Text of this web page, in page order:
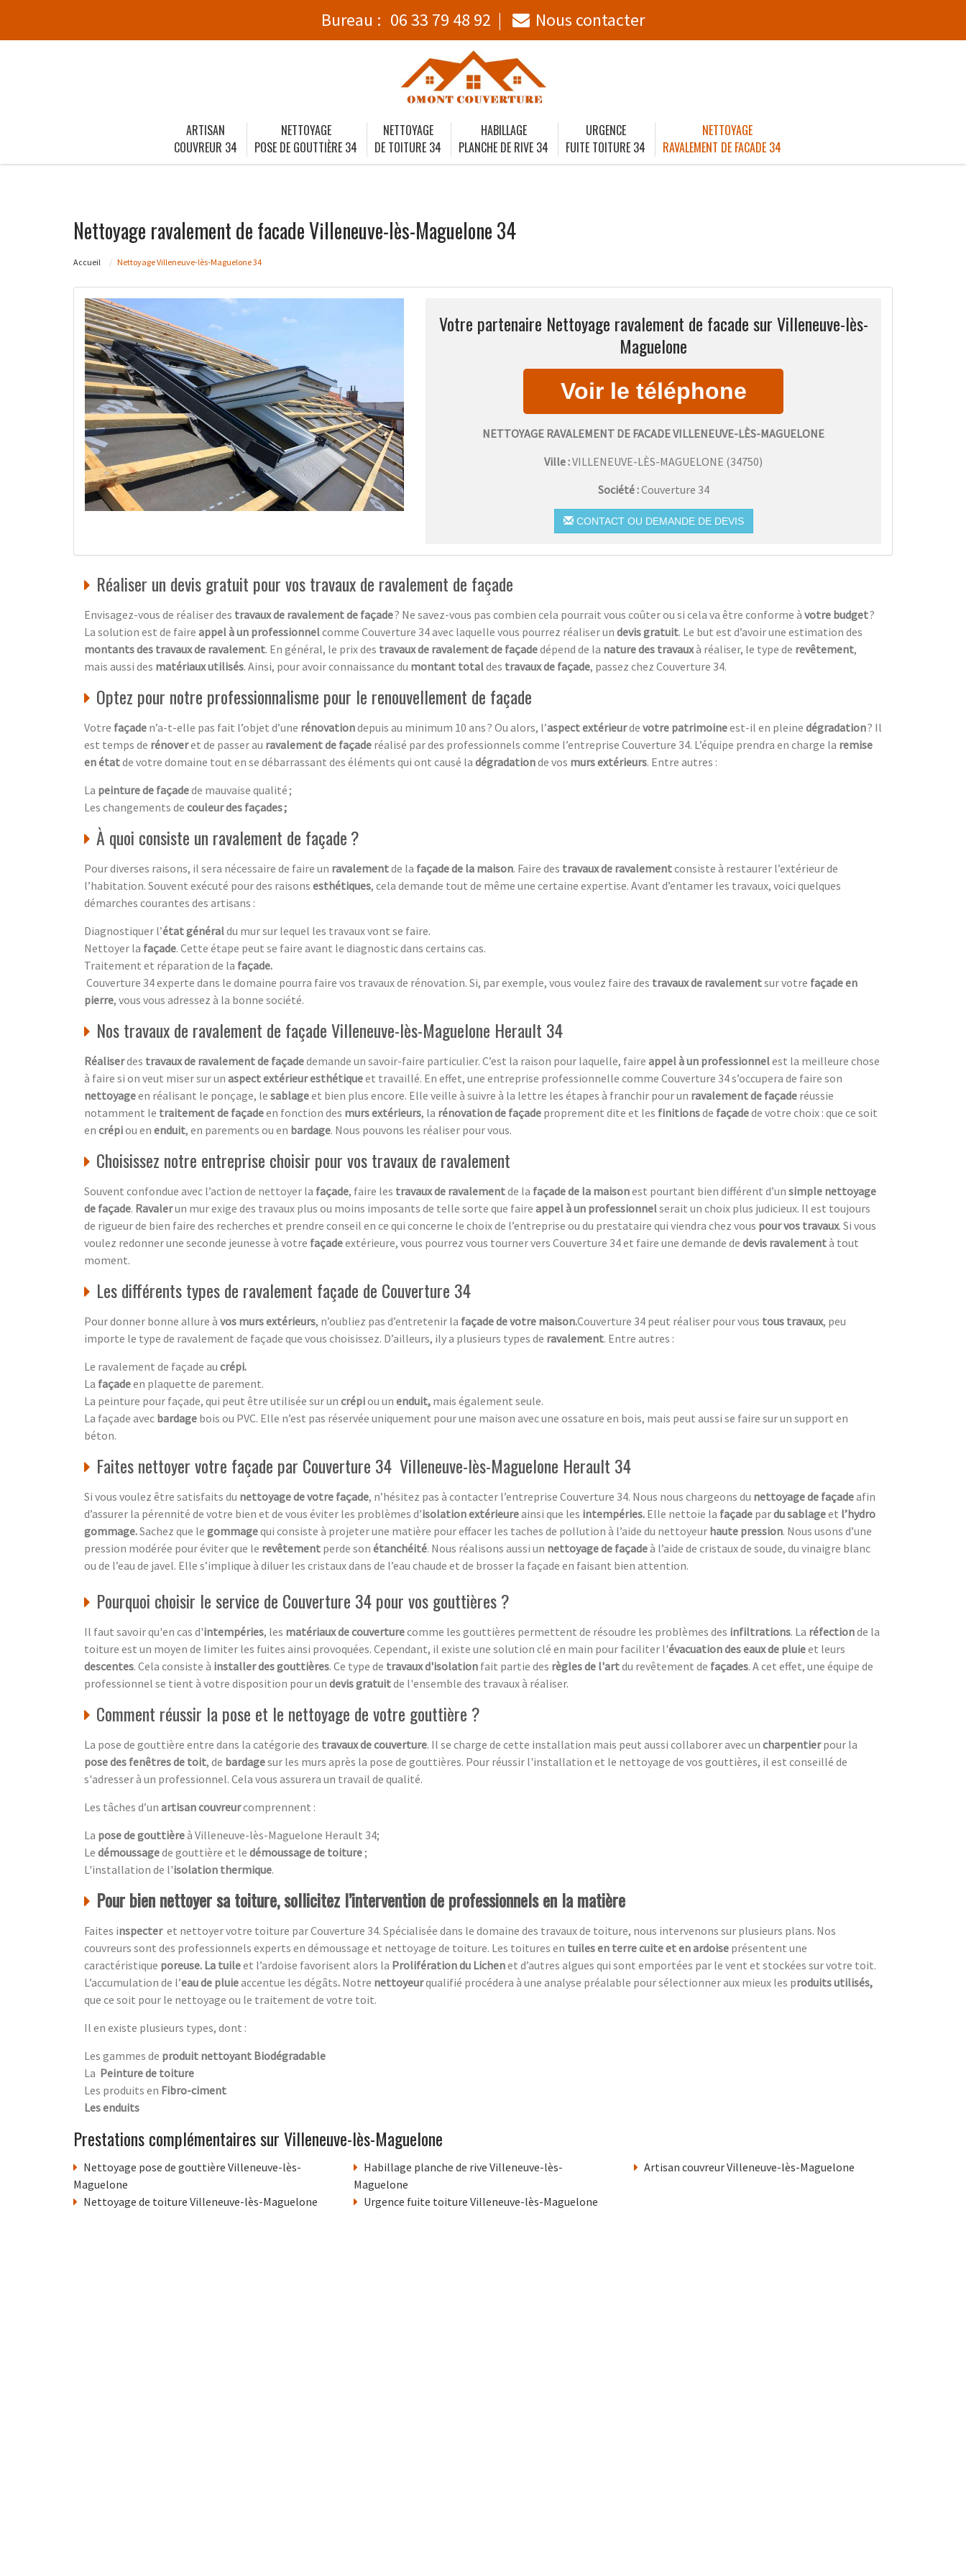
Bureau : 06 33 79 48 92 Nous contacter
ARTISAN
COUVREUR 34
NETTOYAGE
POSE DE GOUTTIÈRE 34
NETTOYAGE
DE TOITURE 34
HABILLAGE
PLANCHE DE RIVE 34
URGENCE
FUITE TOITURE 34
NETTOYAGE
RAVALEMENT DE FACADE 34
Nettoyage ravalement de facade Villeneuve-lès-Maguelone 34
Accueil Nettoyage Villeneuve-lès-Maguelone 34
Votre partenaire Nettoyage ravalement de facade sur Villeneuve-lès-
Maguelone
NETTOYAGE RAVALEMENT DE FACADE VILLENEUVE-LÈS-MAGUELONE
Ville :VILLENEUVE-LÈS-MAGUELONE (34750)
Société :Couverture 34
CONTACT OU DEMANDE DE DEVIS
Réaliser un devis gratuit pour vos travaux de ravalement de façade
Envisagez-vous de réaliser des travaux de ravalement de façade? Ne savez-vous pas combien cela pourrait vous coûter ou si cela va être conforme à votre budget?
La solution est de faire appel à un professionnelcomme Couverture 34 avec laquelle vous pourrez réaliser un devis gratuit. Le but est d’avoir une estimation des
montants des travaux de ravalement. En général, le prix des travaux de ravalement de façadedépend de la nature des travauxà réaliser, le type de revêtement,
mais aussi des matériaux utilisés. Ainsi, pour avoir connaissance du montant totaldes travaux de façade, passez chez Couverture 34.
Optez pour notre professionnalisme pour le renouvellement de façade
Votre façade n’a-t-elle pas fait l’objet d’une rénovationdepuis au minimum 10 ans ? Ou alors, l’aspect extérieurde votre patrimoineest-il en pleine dégradation? Il
est temps de rénoveret de passer au ravalement de façade réalisé par des professionnels comme l’entreprise Couverture 34. L’équipe prendra en charge la remise
en étatde votre domaine tout en se débarrassant des éléments qui ont causé la dégradationde vos murs extérieurs. Entre autres :
La peinture de façadede mauvaise qualité ;
Les changements de couleur des façades ;
À quoi consiste un ravalement de façade ?
Pour diverses raisons, il sera nécessaire de faire un ravalementde la façade de la maison. Faire des travaux de ravalementconsiste à restaurer l’extérieur de
l’habitation. Souvent exécuté pour des raisons esthétiques, cela demande tout de même une certaine expertise. Avant d’entamer les travaux, voici quelques
démarches courantes des artisans :
Diagnostiquer l’état généraldu mur sur lequel les travaux vont se faire.
Nettoyer la façade. Cette étape peut se faire avant le diagnostic dans certains cas.
Traitement et réparation de la façade.
Couverture 34 experte dans le domaine pourra faire vos travaux de rénovation. Si, par exemple, vous voulez faire des travaux de ravalementsur votre façade en
pierre, vous vous adressez à la bonne société.
Nos travaux de ravalement de façade Villeneuve-lès-Maguelone Herault 34
Réaliserdes travaux de ravalement de façadedemande un savoir-faire particulier. C’est la raison pour laquelle, faire appel à un professionnelest la meilleure chose
à faire si on veut miser sur un aspect extérieur esthétiqueet travaillé. En effet, une entreprise professionnelle comme Couverture 34 s’occupera de faire son
nettoyageen réalisant le ponçage, le sablageet bien plus encore. Elle veille à suivre à la lettre les étapes à franchir pour un ravalement de façade réussie
notamment le traitement de façadeen fonction des murs extérieurs, la rénovation de façade proprement dite et les finitionsde façadede votre choix : que ce soit
en crépiou en enduit, en parements ou en bardage. Nous pouvons les réaliser pour vous.
Choisissez notre entreprise choisir pour vos travaux de ravalement
Souvent confondue avec l’action de nettoyer la façade, faire les travaux de ravalementde la façade de la maisonest pourtant bien différent d’un simple nettoyage
de façade. Ravalerun mur exige des travaux plus ou moins imposants de telle sorte que faire appel à un professionnelserait un choix plus judicieux. Il est toujours
de rigueur de bien faire des recherches et prendre conseil en ce qui concerne le choix de l’entreprise ou du prestataire qui viendra chez vous pour vos travaux. Si vous
voulez redonner une seconde jeunesse à votre façadeextérieure, vous pourrez vous tourner vers Couverture 34 et faire une demande de devis ravalementà tout
moment.
Les différents types de ravalement façade de Couverture 34
Pour donner bonne allure à vos murs extérieurs, n’oubliez pas d’entretenir la façade de votre maison.Couverture 34 peut réaliser pour vous tous travaux, peu
importe le type de ravalement de façade que vous choisissez. D’ailleurs, ily a plusieurs types de ravalement. Entre autres :
Le ravalement de façade au crépi.
La façadeen plaquette de parement.
La peinture pour façade, qui peut être utilisée sur un crépiou un enduit, mais également seule.
La façade avec bardage bois ou PVC. Elle n’est pas réservée uniquement pour une maison avec une ossature en bois, mais peut aussi se faire sur un support en
béton.
Faites nettoyer votre façade par Couverture 34 Villeneuve-lès-Maguelone Herault 34
Si vous voulez être satisfaits du nettoyage de votre façade, n’hésitez pas à contacter l’entreprise Couverture 34. Nous nous chargeons du nettoyage de façadeafin
d’assurer la pérennité de votre bien et de vous éviter les problèmes d’isolation extérieureainsi que les intempéries. Elle nettoie la façade pardu sablageet l’hydro
gommage.Sachez que le gommagequi consiste à projeter une matière pour effacer les taches de pollution à l’aide du nettoyeur haute pression. Nous usons d’une
pression modérée pour éviter que le revêtement perde son étanchéité. Nous réalisons aussi un nettoyage de façadeà l’aide de cristaux de soude, du vinaigre blanc
ou de l’eau de javel. Elle s’implique à diluer les cristaux dans de l’eau chaude et de brosser la façade en faisant bien attention.
Pourquoi choisir le service de Couverture 34 pour vos gouttières ?
Il faut savoir qu'en cas d'intempéries, les matériaux de couverturecomme les gouttières permettent de résoudre les problèmes des infiltrations. La réfectionde la
toiture est un moyen de limiter les fuites ainsi provoquées. Cependant, il existe une solution clé en main pour faciliter l'évacuation des eaux de pluieet leurs
descentes. Cela consiste à installer des gouttières. Ce type de travaux d'isolation fait partie des règles de l'artdu revêtement de façades. A cet effet, une équipe de
professionnel se tient à votre disposition pour un devis gratuitde l'ensemble des travaux à réaliser.
Comment réussir la pose et le nettoyage de votre gouttière ?
La pose de gouttière entre dans la catégorie des travaux de couverture. Il se charge de cette installation mais peut aussi collaborer avec un charpentierpour la
pose des fenêtres de toit, de bardagesur les murs après la pose de gouttières. Pour réussir l'installation et le nettoyage de vos gouttières, il est conseillé de
s'adresser à un professionnel. Cela vous assurera un travail de qualité.
Les tâches d’un artisan couvreurcomprennent :
La pose de gouttièreà Villeneuve-lès-Maguelone Herault 34;
Le démoussagede gouttière et le démoussage de toiture ;
L'installation de l'isolation thermique.
Pour bien nettoyer sa toiture, sollicitez l’intervention de professionnels en la matière
Faites inspecter et nettoyer votre toiture parCouverture 34. Spécialisée dans le domaine des travaux de toiture, nous intervenons sur plusieurs plans. Nos
couvreurs sont des professionnels experts en démoussage et nettoyage de toiture. Les toitures en tuiles en terre cuite et en ardoise présentent une
caractéristique poreuse. La tuileet l’ardoise favorisent alors la Prolifération du Lichenet d’autres algues qui sont emportées par le vent et stockées sur votre toit.
L’accumulation de l’eau de pluieaccentue les dégâts. Notre nettoyeurqualifié procédera à une analyse préalable pour sélectionner aux mieux les produits utilisés,
que ce soit pour le nettoyage ou le traitement de votre toit.
Il en existe plusieurs types, dont :
Les gammes de produit nettoyant Biodégradable
La Peinture de toiture
Les produits en Fibro-ciment
Les enduits
Prestations complémentaires sur Villeneuve-lès-Maguelone
Nettoyage pose de gouttière Villeneuve-lès-
Maguelone
Nettoyage de toiture Villeneuve-lès-Maguelone
Habillage planche de rive Villeneuve-lès-
Maguelone
Urgence fuite toiture Villeneuve-lès-Maguelone
Artisan couvreur Villeneuve-lès-Maguelone